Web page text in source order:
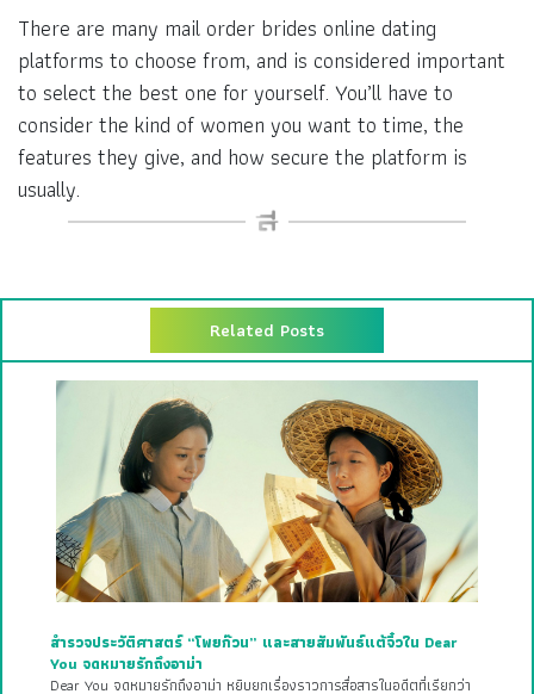
There are many mail order brides online dating
platforms to choose from, and is considered important
to select the best one for yourself. You’ll have to
consider the kind of women you want to time, the
features they give, and how secure the platform is
usually.
Related Posts
สำรวจประวัติศาสตร์ “โพยก๊วน” และสายสัมพันธ์แต้จิ๋วใน Dear
You จดหมายรักถึงอาม่า
Dear You จดหมายรักถึงอาม่า หยิบยกเรื่องราวการสื่อสารในอดีตที่เรียกว่า